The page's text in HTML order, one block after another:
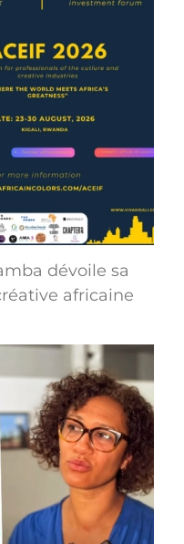
dévoile sa
africaine